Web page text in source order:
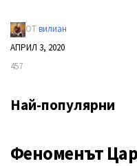
ОТвилиан
АПРИЛ 3, 2020
457
Най-популярни
Феноменът